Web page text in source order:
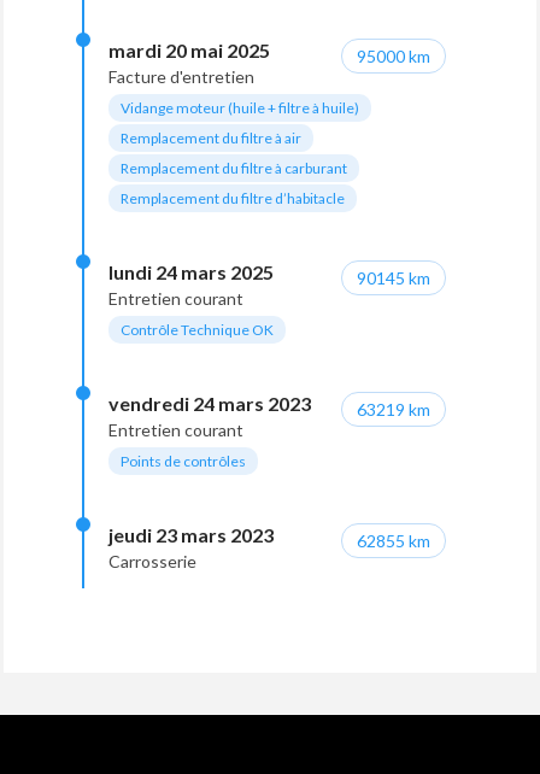
mardi 20 mai 2025
Facture d'entretien
Vidange moteur (huile + filtre à huile)
Remplacement du filtre à air
Remplacement du filtre à carburant
Remplacement du filtre d’habitacle
95000 km
lundi 24 mars 2025
Entretien courant
Contrôle Technique OK
90145 km
vendredi 24 mars 2023
Entretien courant
Points de contrôles
63219 km
jeudi 23 mars 2023
Carrosserie
62855 km